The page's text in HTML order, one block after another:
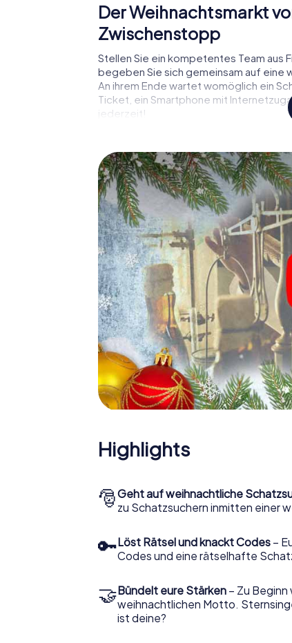
Der Weihnachtsmarkt
Zwischenstopp
Stellen Sie ein kompetentes Team aus
begeben Sie sich gemeinsam auf eine
An ihrem Ende wartet womöglich ein
Ticket, ein Smartphone mit
jederzeit!
von Barcelona Sant Martí einlegen –
einen Glühwein oder Kinderpunsch zur
Barcelona Sant Martí der
Eine spannende Option
Barcelona Sant Martí
Das myCityHunt X-Mas Adventure
Weihnachtsfeier in Barcelona Sant
gastronomische Programm Ihrer
ein Ausflug zum Weihnachtsmarkt von
einem Highlight. Schließlich bietet die
perfekten Weihnachtsfeier in
stimmungsvolle Weihnachtsthematik.
Ausklang des Jahres und planen Sie
Weihnachtsfeier in Barcelona Sant Martí
Highlights
🎅Geht auf weihnachtliche
zu Schatzsuchern inmitten einer
🔑Löst Rätsel und knackt Codes –
Codes und eine rätselhafte
🤝Bündelt eure Stärken – Zu
weihnachtlichen Motto.
ist deine?